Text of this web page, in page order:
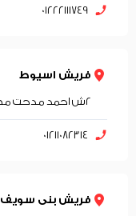
01222111749
فريش اسيوط
2ش احمد مدحت مصطفى تقاطع شارع يسرى راغب
01211082314
فريش بنى سويف